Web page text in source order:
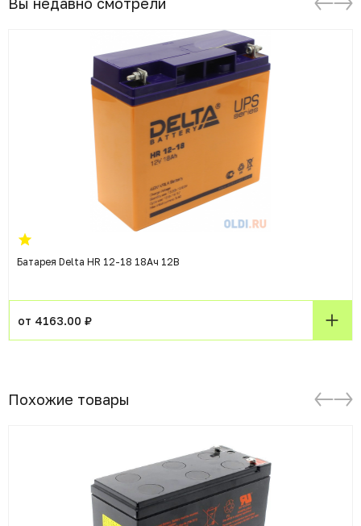
Батарея Delta HR 12-18 18Ач 12B
от 4163.00 ₽
Похожие товары